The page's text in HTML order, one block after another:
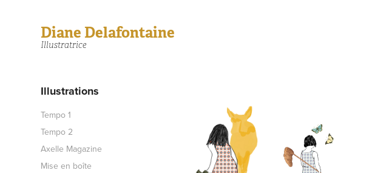
Diane Delafontaine
Illustratrice
Illustrations
Tempo 1
Tempo 2
Axelle Magazine
Mise en boîte